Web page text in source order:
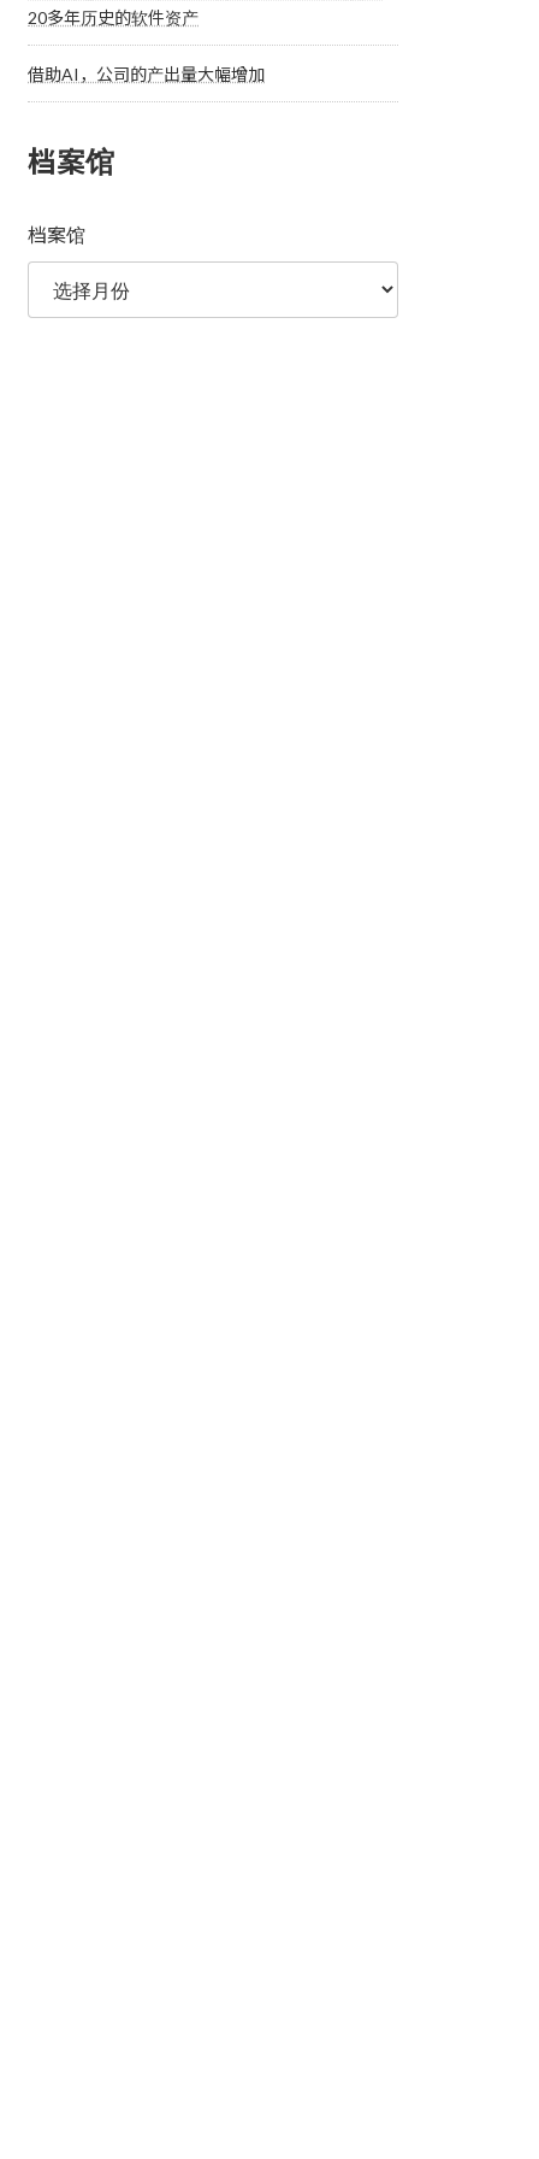
20多年历史的软件资产
借助AI，公司的产出量大幅增加
档案馆
档案馆